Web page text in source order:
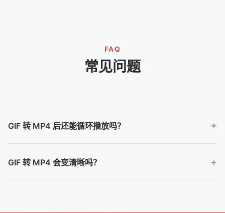
FAQ
常见问题
GIF 转 MP4 后还能循环播放吗？
文件，平台播放规则可能和 GIF 不同。
GIF 转 MP4 会变清晰吗？